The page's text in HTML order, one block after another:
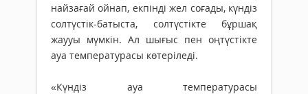
найзағай ойнап, екпінді жел соғады, күндіз
солтүстік-батыста, солтүстікте бұршақ
жаууы мүмкін. Ал шығыс пен оңтүстікте
ауа температурасы көтеріледі.
«Күндіз ауа температурасы